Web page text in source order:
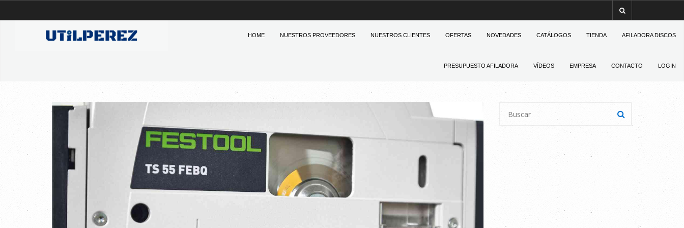
HOME NUESTROS PROVEEDORES NUESTROS CLIENTES OFERTAS NOVEDADES CATÁLOGOS TIENDA AFILADORA DISCOS
PRESUPUESTO AFILADORA VÍDEOS EMPRESA CONTACTO LOGIN